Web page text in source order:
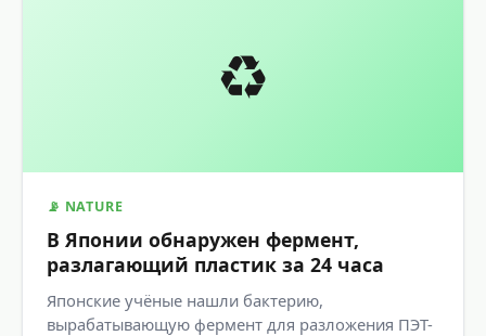
♻️
📡 NATURE
В Японии обнаружен фермент,
разлагающий пластик за 24 часа
Японские учёные нашли бактерию,
вырабатывающую фермент для разложения ПЭТ-